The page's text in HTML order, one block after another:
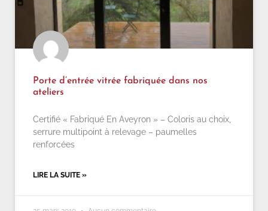
Porte d’entrée vitrée fabriquée dans nos
ateliers
Certifié « Fabriqué En Aveyron » – Coloris au choix,
serrure multipoint à relevage – paumelles
renforcées
LIRE LA SUITE »